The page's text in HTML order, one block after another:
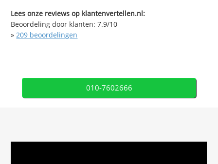
Lees onze reviews op klantenvertellen.nl:
Beoordeling door klanten:7.9/10
»209 beoordelingen
010-7602666